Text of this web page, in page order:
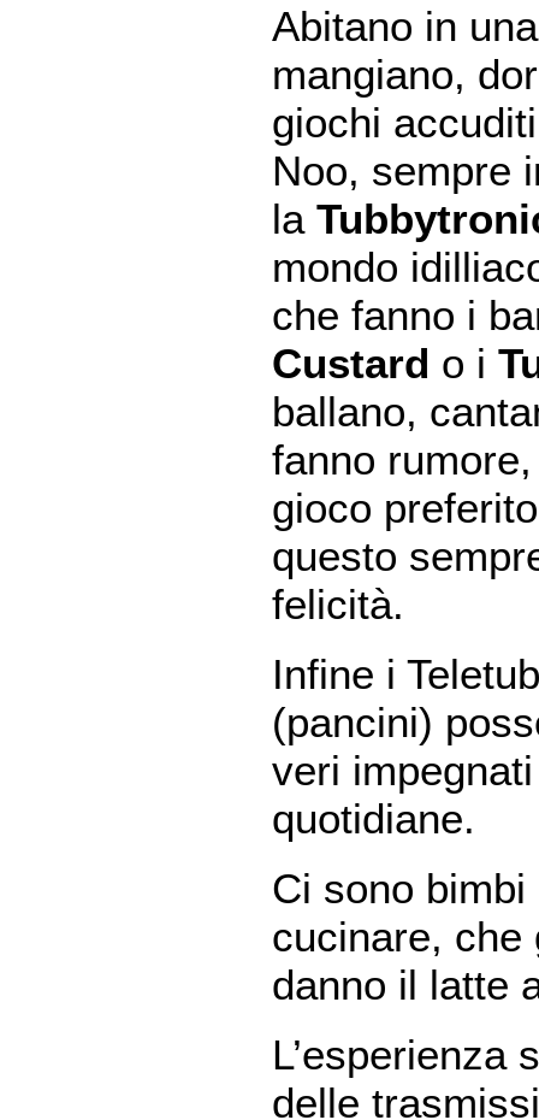
Abitano in
mangiano,
giochi
Noo, sempre
la
mondo
che fanno i
Custard o i
ballano,
fanno
gioco
questo
felicità.
Infine i
(pancini)
veri
quotidiane.
Ci sono
cucinare, che
danno il latte
L’esperienza
delle